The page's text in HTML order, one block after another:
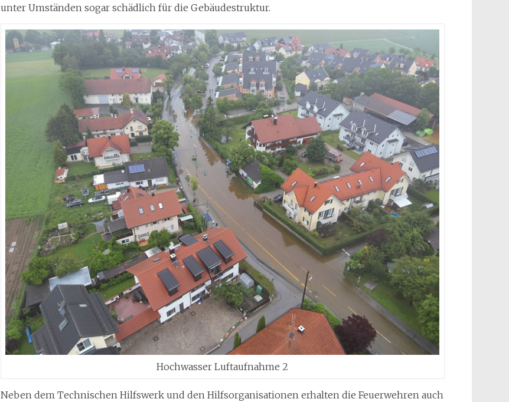
unter Umständen sogar schädlich für die Gebäudestruktur.
Hochwasser Luftaufnahme 2
Neben dem Technischen Hilfswerk und den Hilfsorganisationen erhalten die Feuerwehren auch